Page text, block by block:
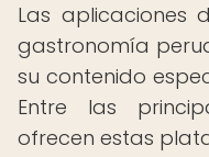
Las aplicaciones
gastronomía
su contenido
Entre las
ofrecen estas